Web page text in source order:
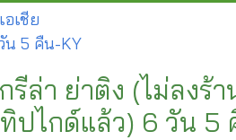
เชีย
น 5 คืน-KY
รีล่า ย่าติง (ไม่ลงร้
ปไกด์แล้ว) 6 วัน 5